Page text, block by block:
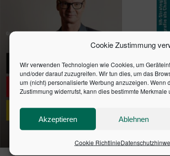
Cookie Zustimmung
Wir verwenden Technologien wie Cookies, um
und/oder darauf zuzugreifen. Wir tun dies, um das
um (nicht) personalisierte Werbung anzuzeigen. Wenn
Zustimmung widerrufst, kann dies bestimmte
Akzeptieren Ablehnen
Cookie Richtlinie